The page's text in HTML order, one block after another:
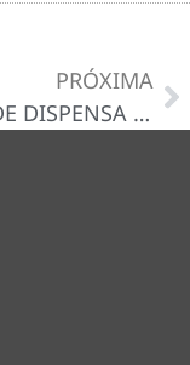
PRÓXIMA
AVISO DE DISPENSA N° 059/2024-D